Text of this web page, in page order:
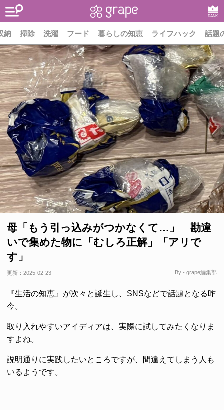
RANK
納 掃除 洗濯 フード 暮らしの知恵 ライフハック 話題
母「もう引っ込みがつかなくて…」 勘違
いで集めた物に「むしろ正解」「アリで
す」
更新： 2025-02-23 By - grape編集部
『生活の知恵』が次々と誕生し、SNSなどで話題となる昨
今。
取り入れやすいアイディアは、実際に試してみたくなりま
すよね。
説明通りに実践したいところですが、間違えてしまう人も
いるようです。